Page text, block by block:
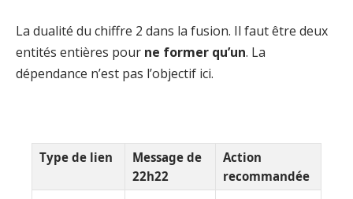
La dualité du chiffre 2 dans la fusion. Il faut être deux
entités entières pour ne former qu’un. La
dépendance n’est pas l’objectif ici.
Type de lien
Message de
22h22
Action
recommandée